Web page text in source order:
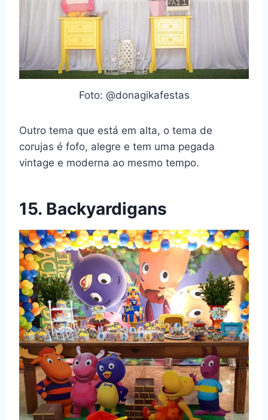
Foto: @donagikafestas
Outro tema que está em alta, o tema de
corujas é fofo, alegre e tem uma pegada
vintage e moderna ao mesmo tempo.
15. Backyardigans